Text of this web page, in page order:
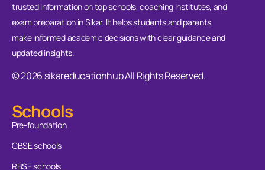
trusted information on top schools, coaching institutes, and
exam preparation in Sikar. It helps students and parents
make informed academic decisions with clear guidance and
updated insights.
© 2026 sikareducationhub All Rights Reserved.
Schools
Pre-foundation
CBSE schools
RBSE schools